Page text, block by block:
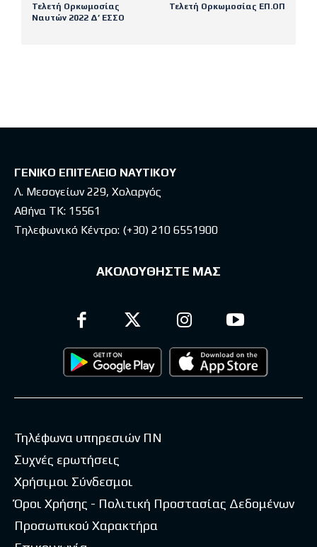
Τελετή Ορκωμοσίας
Ναυτών 2022 Δ’ ΕΣΣΟ
Τελετή Ορκωμοσίας ΕΠ.ΟΠ
ΓΕΝΙΚΟ ΕΠΙΤΕΛΕΙΟ ΝΑΥΤΙΚΟΥ
Λ. Μεσογείων 229, Χολαργός
Αθήνα ΤΚ: 15561
Τηλεφωνικό Κέντρο: (+30) 210 6551900
ΑΚΟΛΟΥΘΗΣΤΕ ΜΑΣ
Τηλέφωνα υπηρεσιών ΠΝ
Συχνές ερωτήσεις
Χρήσιμοι Σύνδεσμοι
Όροι Χρήσης - Πολιτική Προστασίας Δεδομένων
Προσωπικού Χαρακτήρα